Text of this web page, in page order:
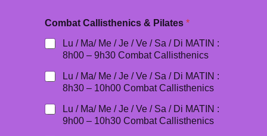
Combat Callisthenics & Pilates *
Lu / Ma/ Me / Je / Ve / Sa / Di MATIN :
8h00 – 9h30 Combat Callisthenics
Lu / Ma/ Me / Je / Ve / Sa / Di MATIN :
8h30 – 10h00 Combat Callisthenics
Lu / Ma/ Me / Je / Ve / Sa / Di MATIN :
9h00 – 10h30 Combat Callisthenics